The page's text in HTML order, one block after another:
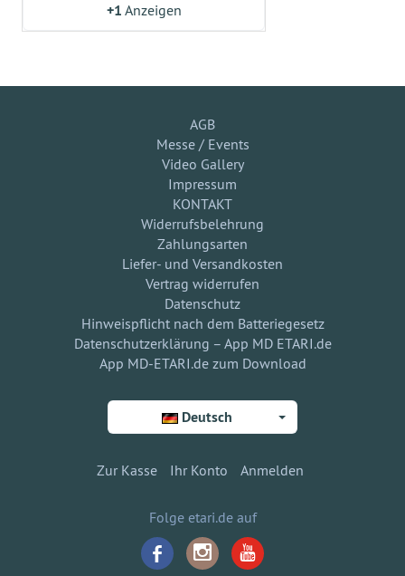
+1 Anzeigen
AGB
Messe / Events
Video Gallery
Impressum
KONTAKT
Widerrufsbelehrung
Zahlungsarten
Liefer- und Versandkosten
Vertrag widerrufen
Datenschutz
Hinweispflicht nach dem Batteriegesetz
Datenschutzerklärung – App MD ETARI.de
App MD-ETARI.de zum Download
Deutsch
Zur Kasse Ihr Konto Anmelden
Folge etari.de auf